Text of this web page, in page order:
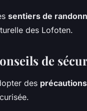
sentiers de
des Lofoten.
de
des précautions